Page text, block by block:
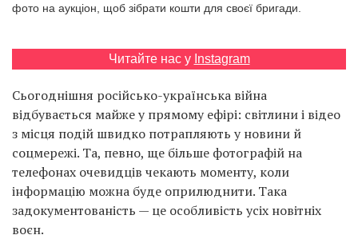
EN
RU
фото на аукціон, щоб зібрати кошти для своєї бригади.
Читайте нас у Instagram
Сьогоднішня російсько-українська війна
відбувається майже у прямому ефірі: світлини і відео
з місця подій швидко потрапляють у новини й
соцмережі. Та, певно, ще більше фотографій на
телефонах очевидців чекають моменту, коли
інформацію можна буде оприлюднити. Така
задокументованість — це особливість усіх новітніх
воєн.